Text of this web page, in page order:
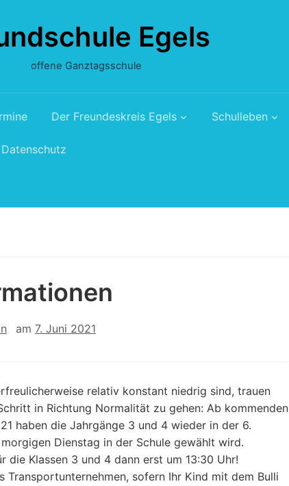
Egels
offene Ganztagsschule
Der Freundeskreis Egels Schulleben
am 7. Juni 2021
relativ konstant niedrig sind, trauen
in Richtung Normalität zu gehen: Ab kommenden
haben die Jahrgänge 3 und 4 wieder in der 6.
Dienstag in der Schule gewählt wird.
die Klassen 3 und 4 dann erst um 13:30 Uhr!
Transportunternehmen, sofern Ihr Kind mit dem Bulli